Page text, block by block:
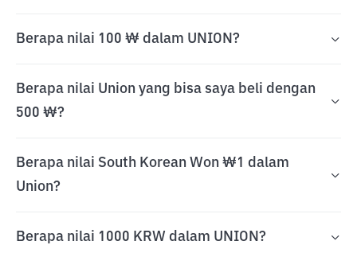
Berapa nilai 100 ₩ dalam UNION?
Berapa nilai Union yang bisa saya beli dengan
500 ₩?
Berapa nilai South Korean Won ₩1 dalam
Union?
Berapa nilai 1000 KRW dalam UNION?